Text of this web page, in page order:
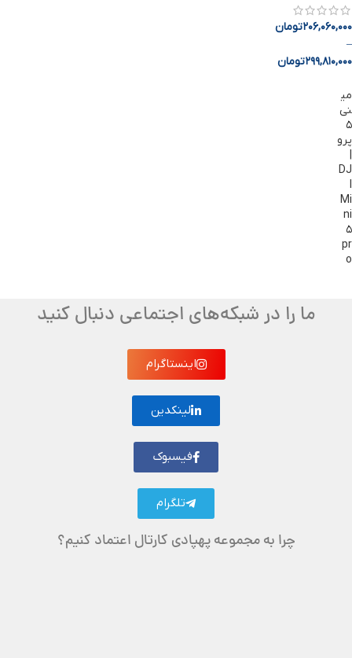
206,060,000تومان
–
299,810,000تومان
می
نی
۵
پرو
DJ
I
Mi
ni
۵
pr
o
ما را در شبکه‌های اجتماعی دنبال کنید
اینستاگرام
لینکدین
فیسبوک
تلگرام
چرا به مجموعه پهپادی کارتال اعتماد کنیم؟